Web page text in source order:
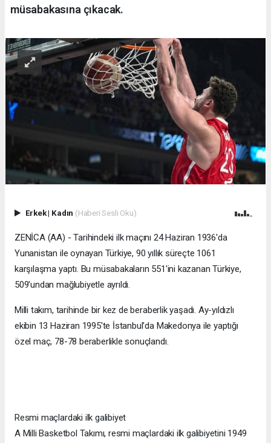
müsabakasına çıkacak.
Erkek| Kadın (Haberi Sesli Oku)
ZENİCA (AA) - Tarihindeki ilk maçını 24 Haziran 1936'da
Yunanistan ile oynayan Türkiye, 90 yıllık süreçte 1061
karşılaşma yaptı. Bu müsabakaların 551'ini kazanan Türkiye,
509'undan mağlubiyetle ayrıldı.
Milli takım, tarihinde bir kez de beraberlik yaşadı. Ay-yıldızlı
ekibin 13 Haziran 1995'te İstanbul'da Makedonya ile yaptığı
özel maç, 78-78 beraberlikle sonuçlandı.
Resmi maçlardaki ilk galibiyet
A Milli Basketbol Takımı, resmi maçlardaki ilk galibiyetini 1949